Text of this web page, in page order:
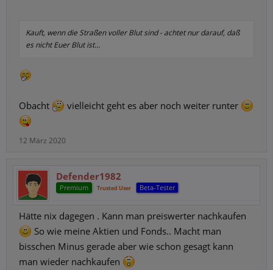
Kauft, wenn die Straßen voller Blut sind - achtet nur darauf, daß
es nicht Euer Blut ist...
Obacht vielleicht geht es aber noch weiter runter
12 März 2020
Defender1982
Premium Trusted User Beta-Tester
Hätte nix dagegen . Kann man preiswerter nachkaufen
So wie meine Aktien und Fonds.. Macht man
bisschen Minus gerade aber wie schon gesagt kann
man wieder nachkaufen